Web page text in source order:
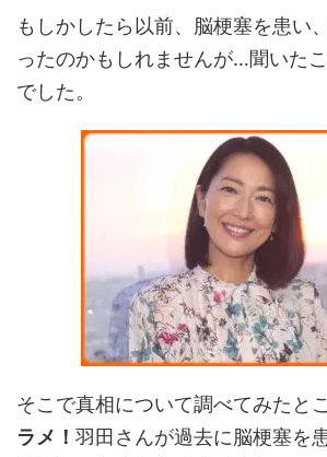
もしかしたら以前、脳梗塞を患い
ったのかもしれませんが…聞いた
でした。
そこで真相について調べてみたとこ
ラメ！ 羽田さんが過去に脳梗塞を